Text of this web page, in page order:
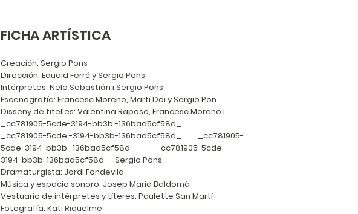
FICHA ARTÍSTICA
Creación: Sergio Pons
Dirección: Eduald Ferré y Sergio Pons
Intérpretes: Nelo Sebastián i Sergio Pons
Escenografía: Francesc Moreno, Martí Doi y Sergio Pon
Disseny de titelles: Valentina Raposo, Francesc Moreno i
_cc781905-5cde-3194-bb3b -136bad5cf58d_
_cc781905-5cde -3194-bb3b-136bad5cf58d_ _cc781905-
5cde-3194-bb3b- 136bad5cf58d_ _cc781905-5cde-
3194-bb3b-136bad5cf58d_ Sergio Pons
Dramaturgista: Jordi Fondevila
Música y espacio sonoro: Josep Maria Baldomà
Vestuario de intérpretes y títeres: Paulette San Martí
Fotografía: Kati Riquelme